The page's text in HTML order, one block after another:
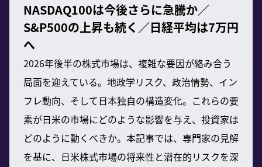
NASDAQ100は今後さらに急騰か／
S&P500の上昇も続く／日経平均は7万円
へ
2026年後半の株式市場は、複雑な要因が絡み合う
局面を迎えている。地政学リスク、政治情勢、イン
フレ動向、そして日本独自の構造変化。これらの要
素が日米の市場にどのような影響を与え、投資家は
どのように動くべきか。本記事では、専門家の見解
を基に、日米株式市場の将来性と潜在的リスクを深